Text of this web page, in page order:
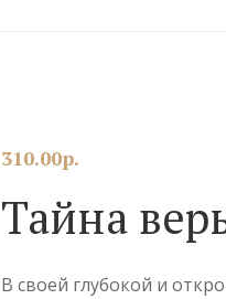
310.00р.
Тайна
В своей глубокой и